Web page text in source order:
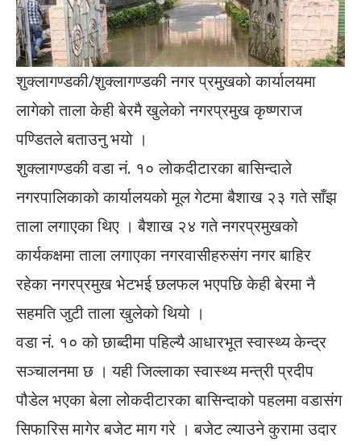
शुक्लागण्डकी/शुक्लागण्डकी नगर प्रमुखको कार्यालयमा
लागेको ताला केही बेरमै खुलेको नगरप्रमुख कृष्णराज
पण्डितले बताउनु भयो ।
शुक्लागण्डकी वडा नं. १० लोकदीटारका बासिन्दाले
नगरपालिकाको कार्यालयको मूल गेटमा बैशाख २३ गते साँझ
ताला लगाएका थिए । बैशाख २४ गते नगरप्रमुखको
कार्यकक्षमा ताला लगाएका नगरवासीहरुसंग नगर बाहिर
रहेका नगरप्रमुख भेटभई छलफल भएपछि केही बेरमा नै
सहमति जुटी ताला खुलेको थियो ।
वडा नं. १० को छाब्दीमा पहिल्यै आधारभूत स्वास्थ्य केन्द्र
सञ्चालनमा छ । यही जिल्लाका स्वास्थ्य मन्त्री प्रदीप
पौडेल भएका बेला लोकदीटारका बासिन्दाको पहलमा वडासंग
सिफारिस मागेर बजेट माग गरे । बजेट ल्याउने कुरामा उदार